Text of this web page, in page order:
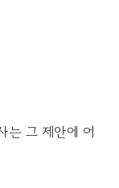
는 그 제안에 어